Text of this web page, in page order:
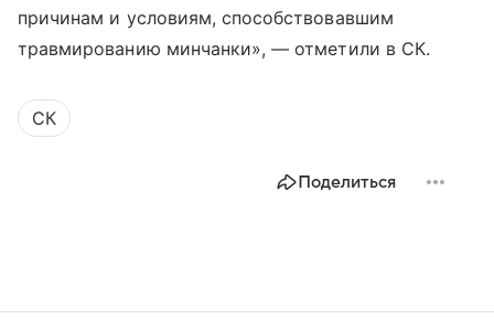
причинам и условиям, способствовавшим
травмированию минчанки», — отметили в СК.
СК
Поделиться